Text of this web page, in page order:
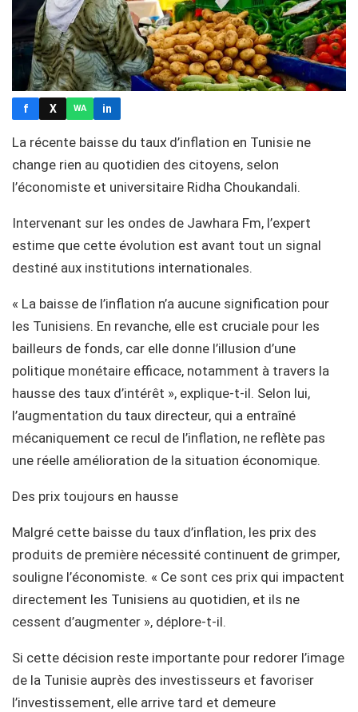
f X WA in
La récente baisse du taux d’inflation en Tunisie ne
change rien au quotidien des citoyens, selon
l’économiste et universitaire Ridha Choukandali.
Intervenant sur les ondes de Jawhara Fm, l’expert
estime que cette évolution est avant tout un signal
destiné aux institutions internationales.
« La baisse de l’inflation n’a aucune signification pour
les Tunisiens. En revanche, elle est cruciale pour les
bailleurs de fonds, car elle donne l’illusion d’une
politique monétaire efficace, notamment à travers la
hausse des taux d’intérêt », explique-t-il. Selon lui,
l’augmentation du taux directeur, qui a entraîné
mécaniquement ce recul de l’inflation, ne reflète pas
une réelle amélioration de la situation économique.
Des prix toujours en hausse
Malgré cette baisse du taux d’inflation, les prix des
produits de première nécessité continuent de grimper,
souligne l’économiste. « Ce sont ces prix qui impactent
directement les Tunisiens au quotidien, et ils ne
cessent d’augmenter », déplore-t-il.
Si cette décision reste importante pour redorer l’image
de la Tunisie auprès des investisseurs et favoriser
l’investissement, elle arrive tard et demeure